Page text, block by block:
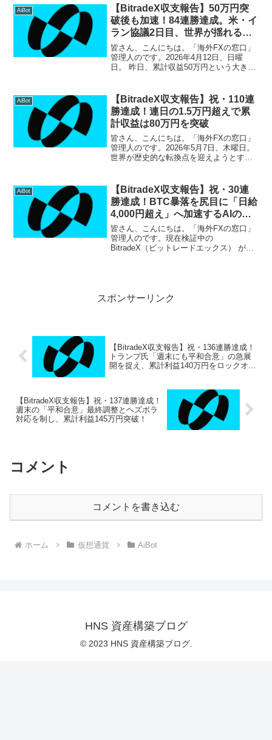
気軽に参加でき、リアルタイムの収支報
告や簡単な情報交...
AiBot
【BitradeX収支報告】50万円突
破後も加速！84連勝達成。米・イ
ラン協議2日目、世界が揺れる中
での「鉄壁の利益」
皆さん、こんにちは。「海外FXの窓口」
管理人のです。2026年4月12日、日曜
日。 昨日、累計収益50万円という大きな
なく利益を運んできてくれました。検証
開始...
AiBot
【BitradeX収支報告】祝・110連
勝達成！連日の1.5万円超えで累
計収益は80万円を突破
皆さん、こんにちは。「海外FXの窓口」
管理人のです。2026年5月7日、木曜日。
世界が歴史的な転換点を迎えようとする
に惑わされることなく、AIが淡々と利益
を...
AiBot
【BitradeX収支報告】祝・30連
勝達成！BTC暴落を尻目に「日給
4,000円超え」へ加速するAIの衝
撃
皆さん、こんにちは。「海外FXの窓口」
管理人のです。現在検証中の
BitradeX（ビットレードエックス） が、
スポンサーリンク
【BitradeX収支報告】祝・136連勝達成！
トランプ氏「週末にも平和合意」の急展
開を捉え、累計利益140万円をロックオン
【BitradeX収支報告】祝・137連勝達成！
週末の「平和合意」最終調整とヘズボラ
対応を制し、累計利益145万円突破！
コメント
コメントを書き込む
ホーム 仮想通貨 AiBot
HNS 資産構築ブログ
© 2023 HNS 資産構築ブログ.